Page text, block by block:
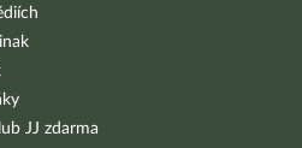
JJ zdarma